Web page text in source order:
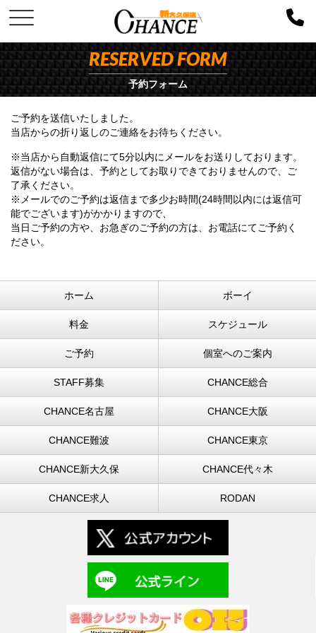
RESERVED FORM
予約フォーム
ご予約を送信いたしました。
当店からの折り返しのご連絡をお待ちください。
※当店から自動返信にて5分以内にメールをお送りしております。
返信がない場合は、予約としてお取りできておりませんので、ご
了承ください。
※メールでのご予約は返信まで多少お時間(24時間以内には返信可
能でございます)がかかりますので、
当日ご予約の方や、お急ぎのご予約の方は、お電話にてご予約く
ださい。
ホーム ボーイ
料金 スケジュール
ご予約 個室へのご案内
STAFF募集 CHANCE総合
CHANCE名古屋 CHANCE大阪
CHANCE難波 CHANCE東京
CHANCE新大久保 CHANCE代々木
CHANCE求人 RODAN